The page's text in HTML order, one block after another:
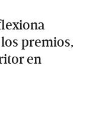
premios,
en